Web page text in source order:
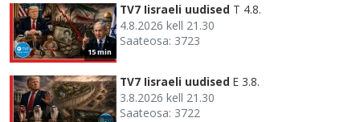
15 min
TV7 Iisraeli uudised T 4.8.
4.8.2026 kell 21.30
Saateosa: 3723
TV7 Iisraeli uudised E 3.8.
3.8.2026 kell 21.30
Saateosa: 3722